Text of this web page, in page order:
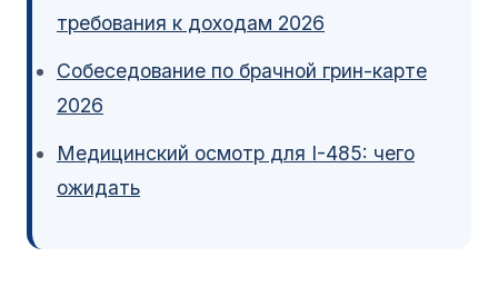
требования к доходам 2026
Собеседование по брачной грин-карте
2026
Медицинский осмотр для I-485: чего
ожидать